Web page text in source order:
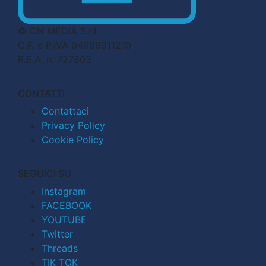
© CN MEDIA S.r.l.
C.F. e P.IVA 04998911210
R.E.A. n. 727803
CONTATTI
Contattaci
Privacy Policy
Cookie Policy
SEGUICI SU
Instagram
FACEBOOK
YOUTUBE
Twitter
Threads
TIK TOK